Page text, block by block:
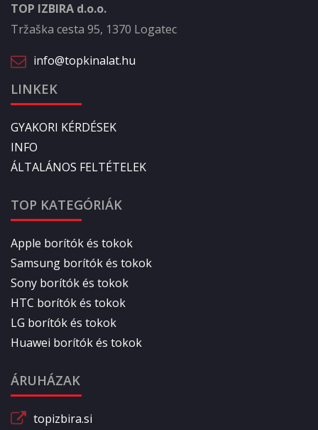
TOP IZBIRA d.o.o.
Tržaška cesta 95, 1370 Logatec
info@topkinalat.hu
LINKEK
GYAKORI KÉRDÉSEK
INFO
ÁLTALÁNOS FELTÉTELEK
TOP KATEGÓRIÁK
Apple borítók és tokok
Samsung borítók és tokok
Sony borítók és tokok
HTC borítók és tokok
LG borítók és tokok
Huawei borítók és tokok
ÁRUHÁZAK
topizbira.si